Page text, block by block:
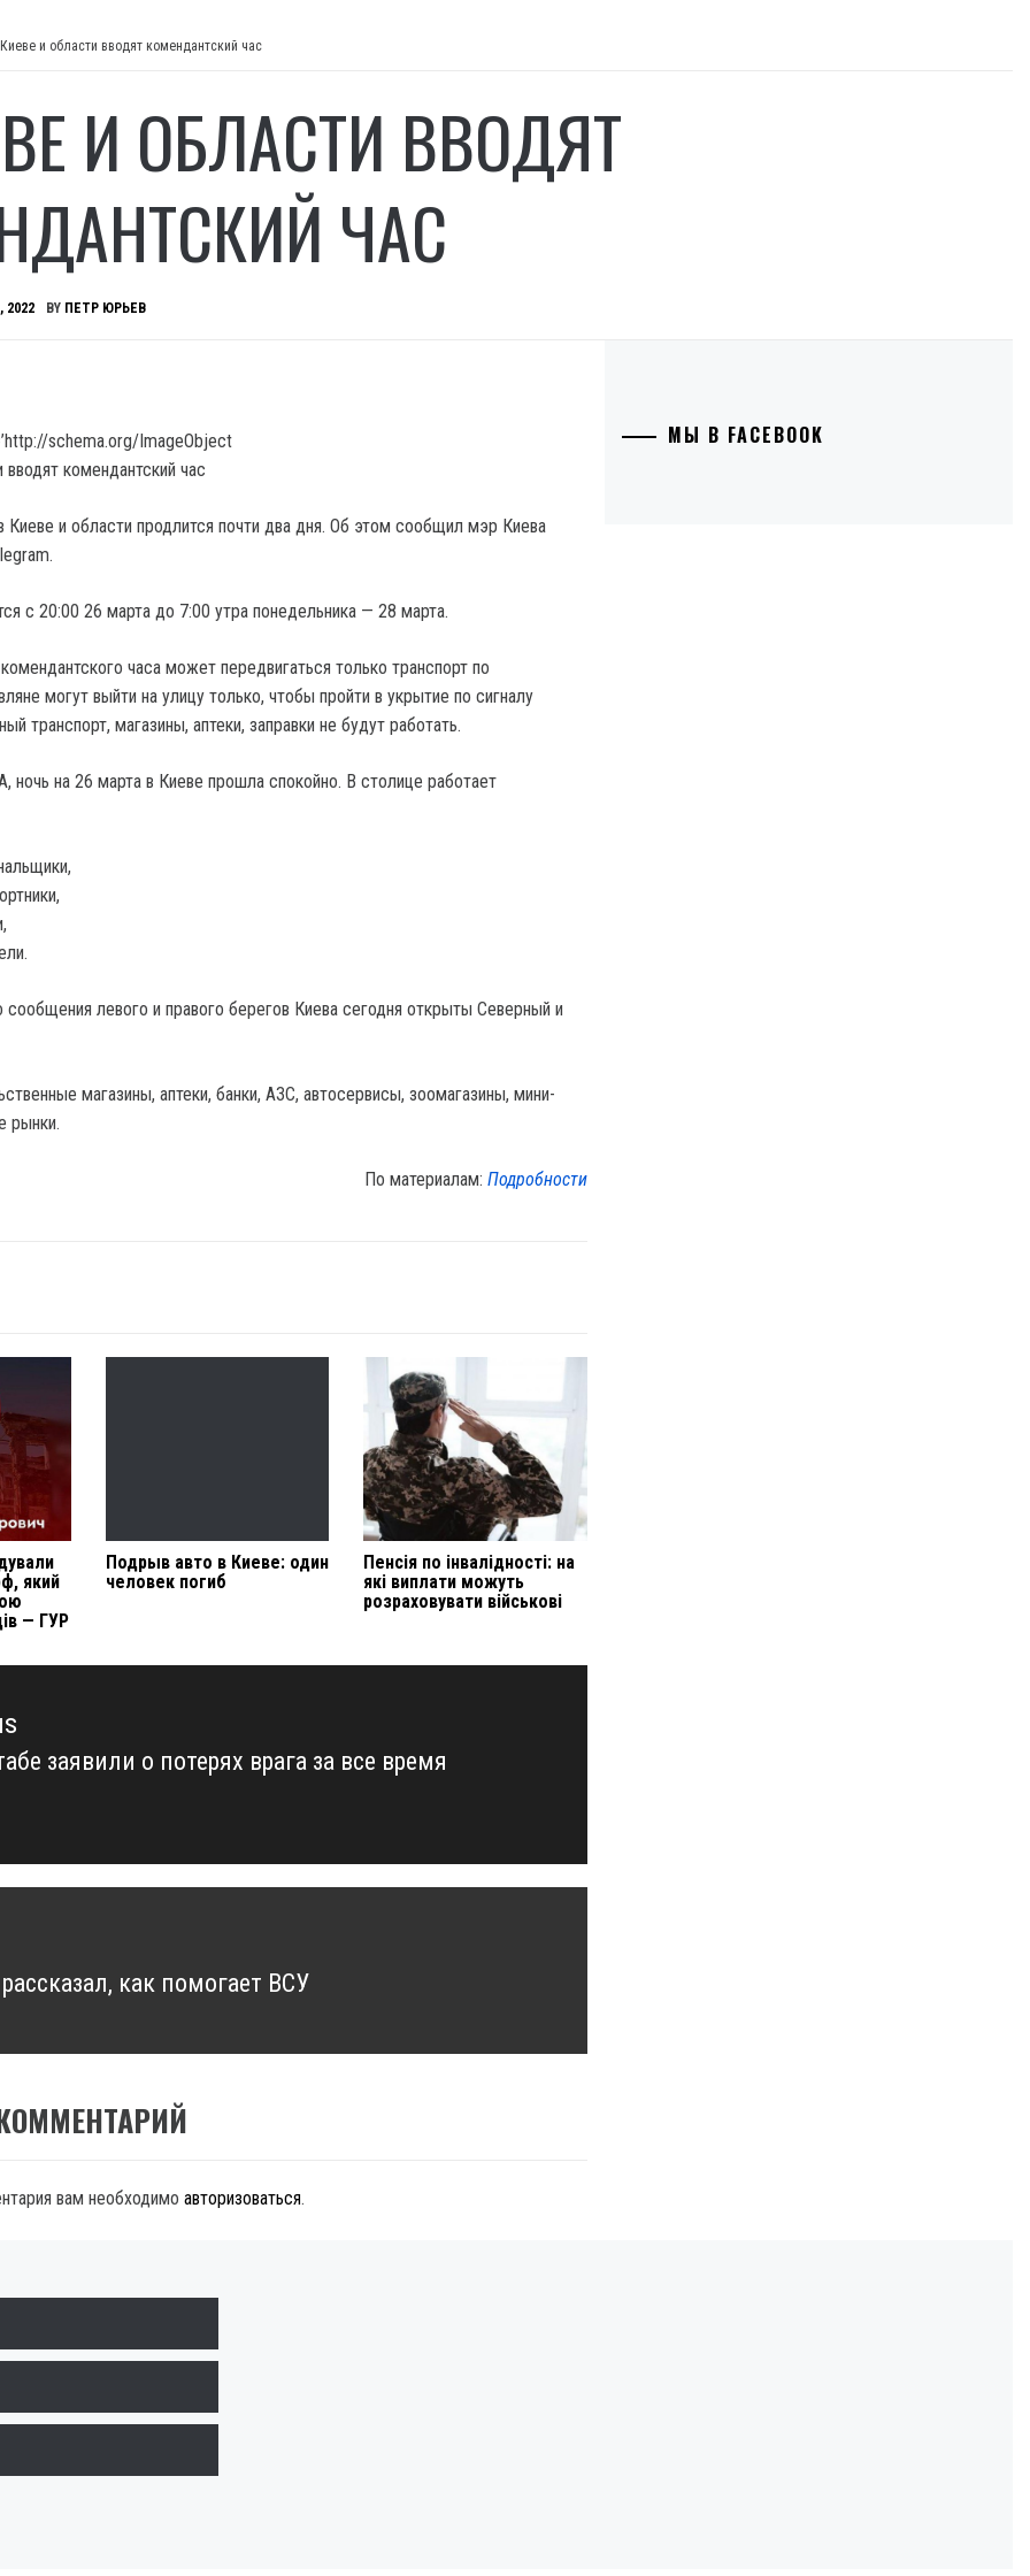
и области вводят комендантский час
И ОБЛАСТИ ВВОДЯТ
ЧАС
2022 BY ПЕТР ЮРЬЕВ
schema.org/ImageObject
Киеве и области продлится почти два дня. Об этом сообщил мэр Киева
с 20:00 26 марта до 7:00 утра понедельника — 28 марта.
часа может передвигаться только транспорт по
могут выйти на улицу только, чтобы пройти в укрытие по сигналу
транспорт, магазины, аптеки, заправки не будут работать.
ночь на 26 марта в Киеве прошла спокойно. В столице работает
левого и правого берегов Киева сегодня открыты Северный и
магазины, аптеки, банки, АЗС, автосервисы, зоомагазины, мини-
рынки.
По материалам:Подробности
який
— ГУР
Подрыв авто в Киеве: один
человек погиб
Пенсія по інвалідності: на
які виплати можуть
розраховувати військові
заявили о потерях врага за все время
как помогает ВСУ
вам необходимо авторизоваться.
МЫ В FACEBOOK